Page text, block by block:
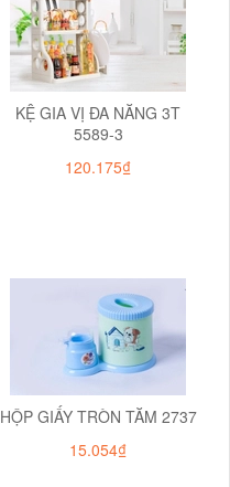
KỆ GIA VỊ ĐA NĂNG 3T
5589-3
120.175₫
HỘP GIẤY TRÒN TĂM 2737
15.054₫